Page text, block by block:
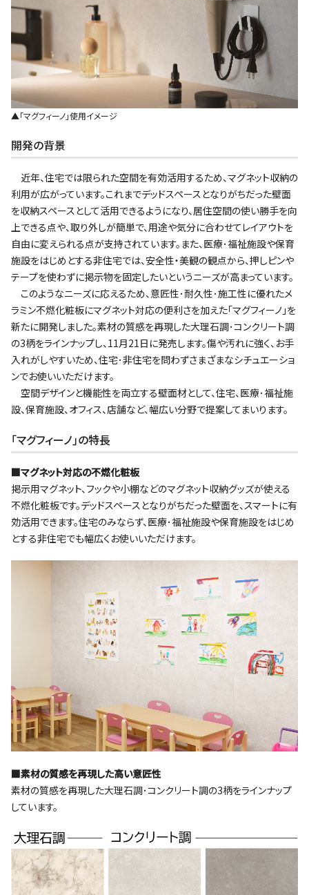
▲｢マグフィーノ｣使用イメージ
開発の背景
近年、住宅では限られた空間を有効活用するため、マグネット収納の
利用が広がっています。これまでデッドスペースとなりがちだった壁面
を収納スペースとして活用できるようになり、居住空間の使い勝手を向
上できる点や、取り外しが簡単で、用途や気分に合わせてレイアウトを
自由に変えられる点が支持されています。また、医療･福祉施設や保育
施設をはじめとする非住宅では、安全性・美観の観点から、押しピンや
テープを使わずに掲示物を固定したいというニーズが高まっています。
このようなニーズに応えるため、意匠性･耐久性･施工性に優れたメ
ラミン不燃化粧板にマグネット対応の便利さを加えた｢マグフィーノ｣を
新たに開発しました。素材の質感を再現した大理石調･コンクリート調
の3柄をラインナップし、11月21日に発売します。傷や汚れに強く、お手
入れがしやすいため、住宅･非住宅を問わずさまざまなシチュエーショ
ンでお使いいただけます。
空間デザインと機能性を両立する壁面材として、住宅、医療･福祉施
設、保育施設、オフィス、店舗など、幅広い分野で提案してまいります。
｢マグフィーノ｣の特長
■マグネット対応の不燃化粧板
掲示用マグネット、フックや小棚などのマグネット収納グッズが使える
不燃化粧板です。デッドスペースとなりがちだった壁面を、スマートに有
効活用できます。住宅のみならず、医療･福祉施設や保育施設をはじめ
とする非住宅でも幅広くお使いいただけます。
■素材の質感を再現した高い意匠性
素材の質感を再現した大理石調･コンクリート調の3柄をラインナップ
しています。